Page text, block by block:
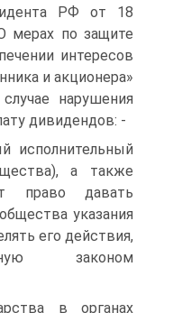
РФ от 18
мерах по защите
интересов
и акционера»
нарушения
дивидендов: -
исполнительный
а также
право давать
указания
его действия,
законом
в органах